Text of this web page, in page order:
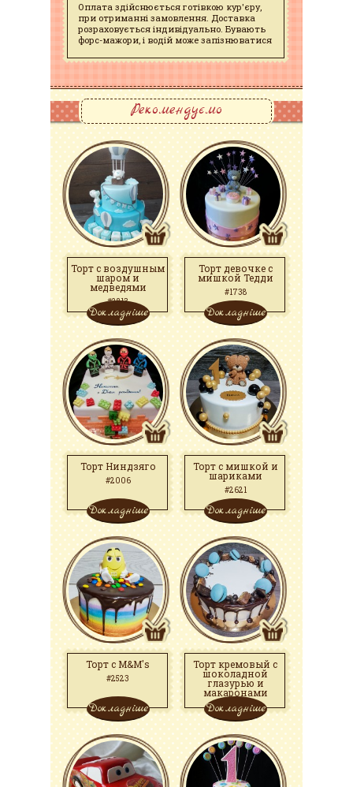
Оплата здійснюється готівкою кур'єру,
при отриманні замовлення. Доставка
розраховується індивідуально. Бувають
форс-мажори, і водій може запізнюватися
Рекомендуємо
Торт с воздушным
шаром и
медведями
#2813
Докладніше
Торт девочке с
мишкой Тедди
#1738
Докладніше
Торт Ниндзяго
#2006
Докладніше
Торт с мишкой и
шариками
#2621
Докладніше
Торт с M&M's
#2523
Докладніше
Торт кремовый с
шоколадной
глазурью и
макаронами
#2558
Докладніше